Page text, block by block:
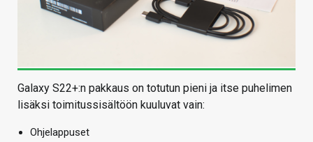
Galaxy S22+:n pakkaus on totutun pieni ja itse puhelimen
lisäksi toimitussisältöön kuuluvat vain:
Ohjelappuset